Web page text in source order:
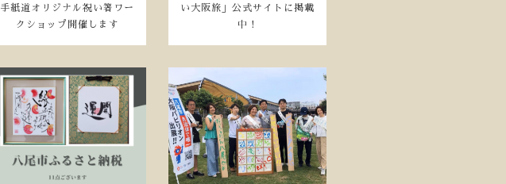
手紙道オリジナル祝い箸ワー
クショップ開催します
い大阪旅」公式サイトに掲載
中！